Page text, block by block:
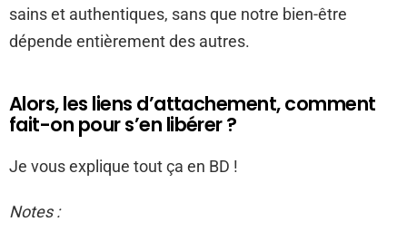
sains et authentiques, sans que notre bien-être
dépende entièrement des autres.
Alors, les liens d’attachement, comment
fait-on pour s’en libérer ?
Je vous explique tout ça en BD !
Notes :